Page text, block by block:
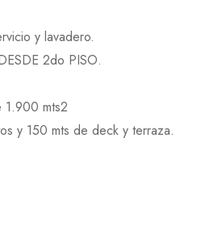
y lavadero.
2do PISO.
1.900 mts2
y 150 mts de deck y terraza.